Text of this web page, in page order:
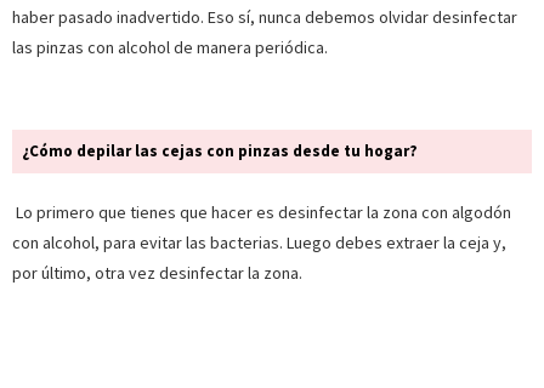
haber pasado inadvertido. Eso sí, nunca debemos olvidar desinfectar
las pinzas con alcohol de manera periódica.
¿Cómo depilar las cejas con pinzas desde tu hogar?
Lo primero que tienes que hacer es desinfectar la zona con algodón
con alcohol, para evitar las bacterias. Luego debes extraer la ceja y,
por último, otra vez desinfectar la zona.